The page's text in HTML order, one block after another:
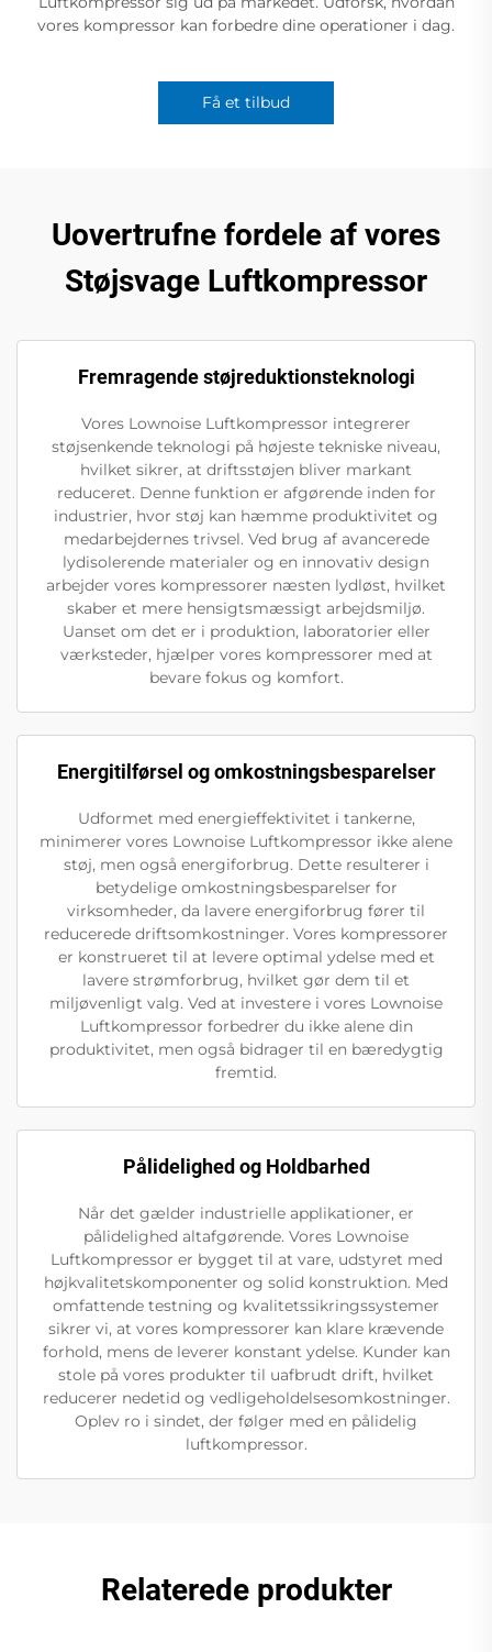
vores kompressor kan forbedre dine operationer i dag.
Få et tilbud
Uovertrufne fordele af vores
Støjsvage Luftkompressor
Fremragende støjreduktionsteknologi
Vores Lownoise Luftkompressor integrerer
støjsenkende teknologi på højeste tekniske niveau,
hvilket sikrer, at driftsstøjen bliver markant
reduceret. Denne funktion er afgørende inden for
industrier, hvor støj kan hæmme produktivitet og
medarbejdernes trivsel. Ved brug af avancerede
lydisolerende materialer og en innovativ design
arbejder vores kompressorer næsten lydløst, hvilket
skaber et mere hensigtsmæssigt arbejdsmiljø.
Uanset om det er i produktion, laboratorier eller
værksteder, hjælper vores kompressorer med at
bevare fokus og komfort.
Energitilførsel og omkostningsbesparelser
Udformet med energieffektivitet i tankerne,
minimerer vores Lownoise Luftkompressor ikke alene
støj, men også energiforbrug. Dette resulterer i
betydelige omkostningsbesparelser for
virksomheder, da lavere energiforbrug fører til
reducerede driftsomkostninger. Vores kompressorer
er konstrueret til at levere optimal ydelse med et
lavere strømforbrug, hvilket gør dem til et
miljøvenligt valg. Ved at investere i vores Lownoise
Luftkompressor forbedrer du ikke alene din
produktivitet, men også bidrager til en bæredygtig
fremtid.
Pålidelighed og Holdbarhed
Når det gælder industrielle applikationer, er
pålidelighed altafgørende. Vores Lownoise
Luftkompressor er bygget til at vare, udstyret med
højkvalitetskomponenter og solid konstruktion. Med
omfattende testning og kvalitetssikringssystemer
sikrer vi, at vores kompressorer kan klare krævende
forhold, mens de leverer konstant ydelse. Kunder kan
stole på vores produkter til uafbrudt drift, hvilket
reducerer nedetid og vedligeholdelsesomkostninger.
Oplev ro i sindet, der følger med en pålidelig
luftkompressor.
Relaterede produkter